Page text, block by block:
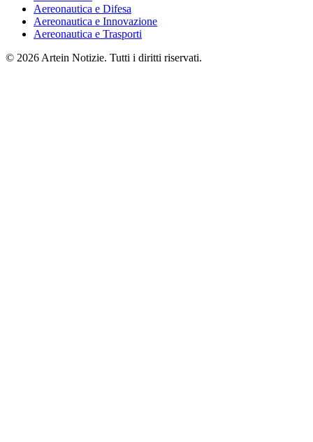
Aereonautica e Difesa
Aereonautica e Innovazione
Aereonautica e Trasporti
© 2026 Artein Notizie. Tutti i diritti riservati.